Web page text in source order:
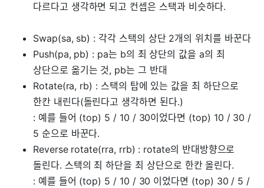
다르다고 생각하면 되고 컨셉은 스택과 비슷하다.
Swap(sa, sb) : 각각 스택의 상단 2개의 위치를 바꾼다
Push(pa, pb) : pa는 b의 최 상단의 값을 a의 최
상단으로 옮기는 것, pb는 그 반대
Rotate(ra, rb) : 스택의 탑에 있는 값을 최 하단으로
한칸 내린다(돌린다고 생각하면 된다.)
: 예를 들어 (top) 5 / 10 / 30이었다면 (top) 10 / 30 /
5 순으로 바꾼다.
Reverse rotate(rra, rrb) : rotate의 반대방향으로
돌린다. 스택의 최 하단을 최 상단으로 한칸 올린다.
: 예를 들어 (top) 5 / 10 / 30 이었다면 (top) 30 / 5 /